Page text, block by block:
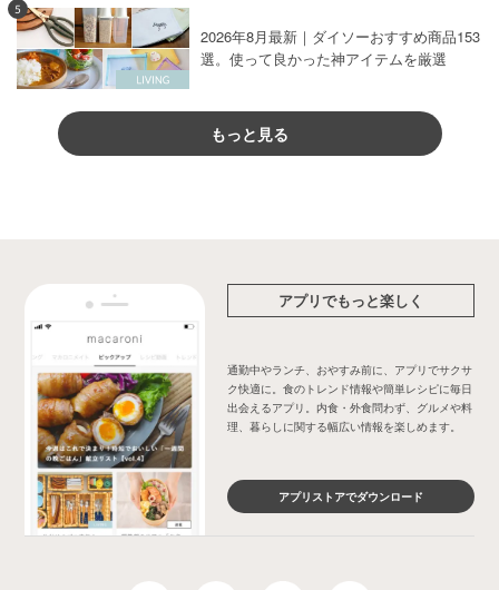
5
2026年8月最新｜ダイソーおすすめ商品153
選。使って良かった神アイテムを厳選
もっと見る
アプリでもっと楽しく
通勤中やランチ、おやすみ前に、アプリでサクサ
ク快適に。食のトレンド情報や簡単レシピに毎日
出会えるアプリ。内食・外食問わず、グルメや料
理、暮らしに関する幅広い情報を楽しめます。
アプリストアでダウンロード